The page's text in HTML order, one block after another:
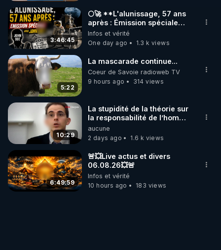
3:46:45
🌕🚀 **L'alunissage, 57 ans
après : Émission spéciale
avec John Doe !** 👨 🚀✨
Infos et vérité
One day ago
1.3 k views
5:22
La mascarade continue...
Coeur de Savoie radioweb TV
9 hours ago
314 views
10:29
La stupidité de la théorie sur
la responsabilité de l’homme
concernant le dioxyde de
carbone.
aucune
2 days ago
1.6 k views
6:49:59
🚨💥Live actus et divers
06.08.26💥🚨
Infos et vérité
10 hours ago
183 views